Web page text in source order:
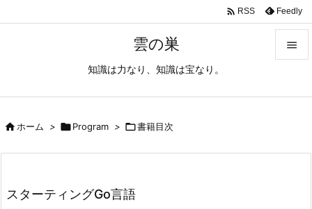
雲の巣
知識は力なり、知識は宝なり。

 RSS Feedly
ホーム > Program > 書籍目次
スターティングGo言語